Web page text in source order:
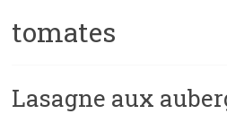
tomates
Lasagne aux